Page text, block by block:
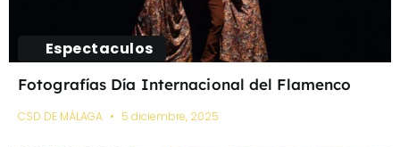
Espectaculos
Fotografías Día Internacional del Flamenco
CSD DE MÁLAGA 5 diciembre, 2025